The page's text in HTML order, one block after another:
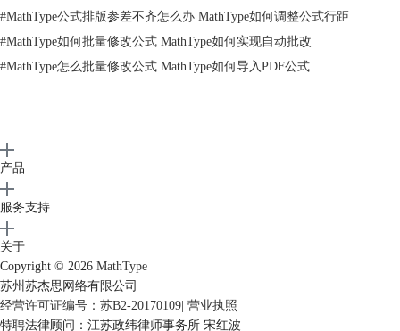
文档网格下选择无网格
#MathType公式排版参差不齐怎么办 MathType如何调整公式行距
#MathType如何批量修改公式 MathType如何实现自动批改
#MathType怎么批量修改公式 MathType如何导入PDF公式
产品
服务支持
关于
Copyright © 2026 MathType
苏州苏杰思网络有限公司
经营许可证编号：苏B2-20170109 营业执照
特聘法律顾问：江苏政纬律师事务所 宋红波